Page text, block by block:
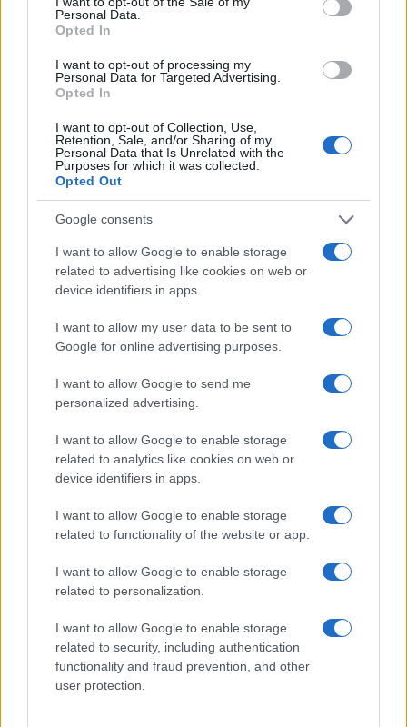
Personal Data.
Opted In
I want to opt-out of processing my
Personal Data for Targeted Advertising.
Opted In
I want to opt-out of Collection, Use,
Retention, Sale, and/or Sharing of my
Personal Data that Is Unrelated with the
Purposes for which it was collected.
Opted Out
Google consents
I want to allow Google to enable storage
related to advertising like cookies on web or
device identifiers in apps.
I want to allow my user data to be sent to
Google for online advertising purposes.
I want to allow Google to send me
personalized advertising.
I want to allow Google to enable storage
related to analytics like cookies on web or
device identifiers in apps.
I want to allow Google to enable storage
related to functionality of the website or app.
I want to allow Google to enable storage
related to personalization.
I want to allow Google to enable storage
related to security, including authentication
functionality and fraud prevention, and other
user protection.
Continua a leggere
NEWS
Personali
Francesca Lombardi · 29 Lug 2026
NEWS